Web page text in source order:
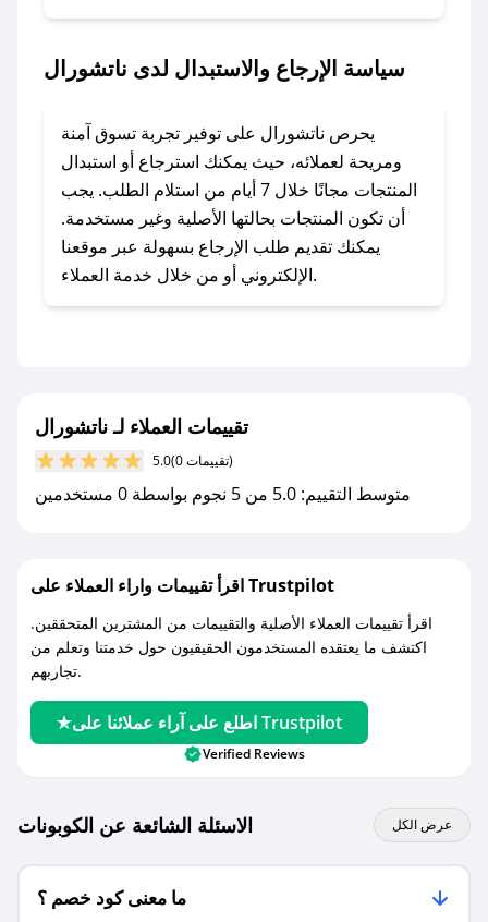
في حال عدم توفر كوبونات لمتجرك المفضل، يمكنك
أسرع وقت ممكن.
### كيف تحصل على كوبونات خصم حصرية من
ناتشورال؟
للحصول على كوبونات وخصومات حصرية، قم بما
يلي:
- اضغط على أيقونة متابعة لمتجر ناتشورال في
تطبيق صحصح.
مع صحصح، تسوق بذكاء ووفّر على كل مشترياتك مع
سياسة الإرجاع والاستبدال لدى ناتشورال
يحرص ناتشورال على توفير تجربة تسوق آمنة
ومريحة لعملائه، حيث يمكنك استرجاع أو استبدال
المنتجات مجانًا خلال 7 أيام من استلام الطلب. يجب
أن تكون المنتجات بحالتها الأصلية وغير مستخدمة.
يمكنك تقديم طلب الإرجاع بسهولة عبر موقعنا
الإلكتروني أو من خلال خدمة العملاء.
تقييمات العملاء لـ ناتشورال
5.0 (0 تقييمات)
متوسط التقييم: 5.0 من 5 نجوم بواسطة 0 مستخدمين
اقرأ تقييمات واراء العملاء على Trustpilot
اقرأ تقييمات العملاء الأصلية والتقييمات من المشترين المتحققين.
اكتشف ما يعتقده المستخدمون الحقيقيون حول خدمتنا وتعلم من
تجاربهم.
اطلع على آراء عملائنا على Trustpilot
Verified Reviews
الاسئلة الشائعة عن الكوبونات عرض الكل
ما معنى كود خصم ؟